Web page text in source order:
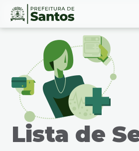
Ir
Conteúdo
Lista de